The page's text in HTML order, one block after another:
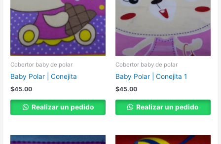
Cobertor baby de polar
Baby Polar | Conejita
$45.00
Realizar un pedido
Cobertor baby de polar
Baby Polar | Conejita 1
$45.00
Realizar un pedido